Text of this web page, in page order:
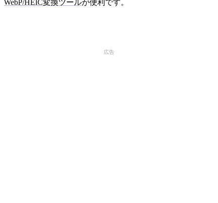
WebP/HEIC変換ツールが便利です。
広告